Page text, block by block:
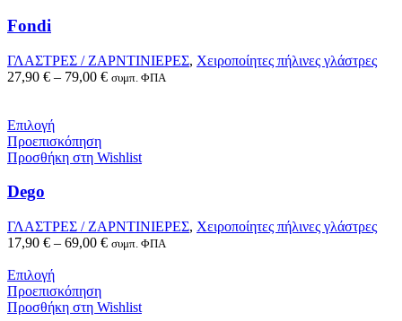
Fondi
ΓΛΑΣΤΡΕΣ / ΖΑΡΝΤΙΝΙΕΡΕΣ, Χειροποίητες πήλινες γλάστρες
27,90 € – 79,00 € συμπ. ΦΠΑ
Επιλογή
Προεπισκόπηση
Προσθήκη στη Wishlist
Dego
ΓΛΑΣΤΡΕΣ / ΖΑΡΝΤΙΝΙΕΡΕΣ, Χειροποίητες πήλινες γλάστρες
17,90 € – 69,00 € συμπ. ΦΠΑ
Επιλογή
Προεπισκόπηση
Προσθήκη στη Wishlist